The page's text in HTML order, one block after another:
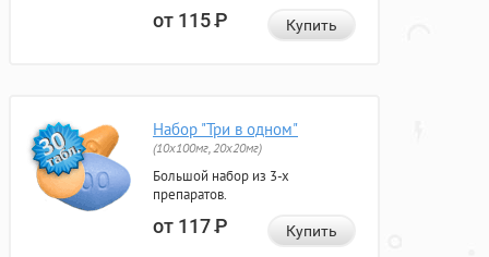
от 115Р Купить
Набор "Три в одном"
(10x100мг, 20x20мг)
Большой набор из 3-х
препаратов.
от 117Р Купить